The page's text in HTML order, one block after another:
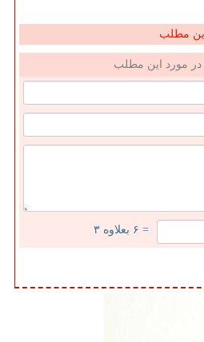
مطلب
مورد این مطلب
= ۶ بعلاوه ۳